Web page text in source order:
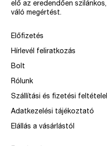
elő az eredendően
váló megértést.
Előfizetés
Hírlevél feliratkozás
Bolt
Rólunk
Szállítási és fizetési
Adatkezelési tájékoztató
Elállás a vásárlástól